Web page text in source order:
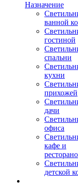
Назначение
ванной
гостиной
спальни
кухни
прихожей
дачи
офиса
кафе и
детской